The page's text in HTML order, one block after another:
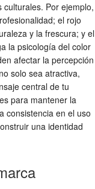
culturales. Por ejemplo,
el rojo
y la frescura; y el
la psicología del color
afectar la percepción
solo sea atractiva,
central de tu
para mantener la
consistencia en el uso
una identidad